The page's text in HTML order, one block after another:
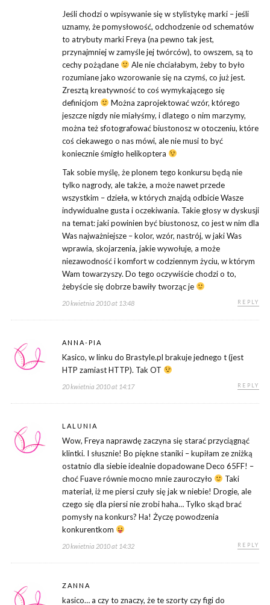
Jeśli chodzi o wpisywanie się w stylistykę marki – jeśli
uznamy, że pomysłowość, odchodzenie od schematów
to atrybuty marki Freya (na pewno tak jest,
przynajmniej w zamyśle jej twórców), to owszem, są to
cechy pożądane
Ale nie chciałabym, żeby to było
rozumiane jako wzorowanie się na czymś, co już jest.
Zresztą kreatywność to coś wymykającego się
definicjom
Można zaprojektować wzór, którego
jeszcze nigdy nie miałyśmy, i dlatego o nim marzymy,
można też sfotografować biustonosz w otoczeniu, które
coś ciekawego o nas mówi, ale nie musi to być
koniecznie śmigło helikoptera
Tak sobie myślę, że plonem tego konkursu będą nie
tylko nagrody, ale także, a może nawet przede
wszystkim – dzieła, w których znajdą odbicie Wasze
indywidualne gusta i oczekiwania. Takie głosy w dyskusji
na temat: jaki powinien być biustonosz, co jest w nim dla
Was najważniejsze – kolor, wzór, nastrój, w jaki Was
wprawia, skojarzenia, jakie wywołuje, a może
niezawodność i komfort w codziennym życiu, w którym
Wam towarzyszy. Do tego oczywiście chodzi o to,
żebyście się dobrze bawiły tworząc je
20 kwietnia 2010 at 13:48 REPLY
ANNA-PIA
Kasico, w linku do Brastyle.pl brakuje jednego t (jest
HTP zamiast HTTP). Tak OT
20 kwietnia 2010 at 14:17 REPLY
LALUNIA
Wow, Freya naprawdę zaczyna się starać przyciągnąć
klintki. I słusznie! Bo piękne staniki – kupiłam ze zniżką
ostatnio dla siebie idealnie dopadowane Deco 65FF! –
choć Fuave równie mocno mnie zauroczyło
Taki
materiał, iż me piersi czuły się jak w niebie! Drogie, ale
czego się dla piersi nie zrobi haha… Tylko skąd brać
pomysły na konkurs? Ha! Życzę powodzenia
konkurentkom
20 kwietnia 2010 at 14:32 REPLY
ZANNA
kasico… a czy to znaczy, że te szorty czy figi do